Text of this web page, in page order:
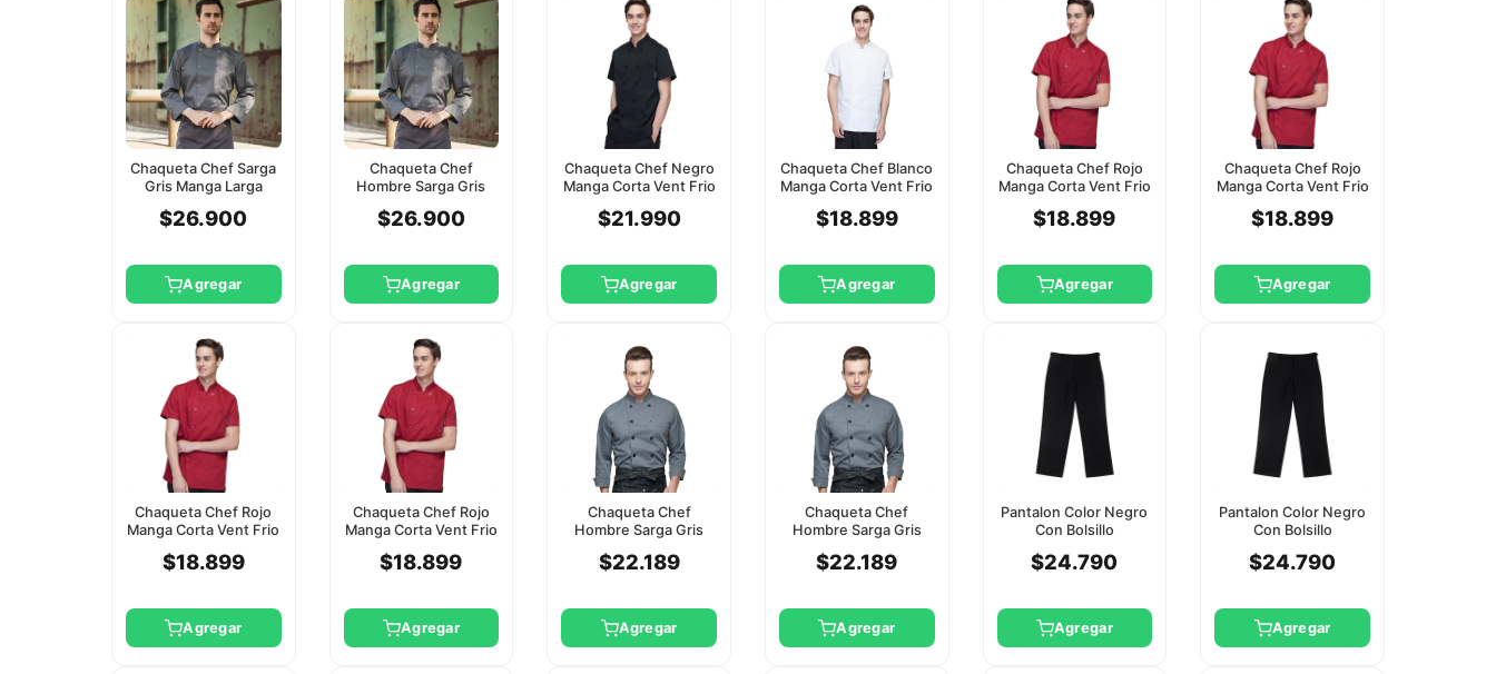
Chaqueta Chef Sarga
Gris Manga Larga
$26.900
Agregar
Chaqueta Chef
Hombre Sarga Gris
Checkedout Xl
$26.900
Agregar
Chaqueta Chef Negro
Manga Corta Vent Frio
$21.990
Agregar
Chaqueta Chef Blanco
Manga Corta Vent Frio
$18.899
Agregar
Chaqueta Chef Rojo
Manga Corta Vent Frio
$18.899
Agregar
Chaqueta Chef Rojo
Manga Corta Vent Frio
$18.899
Agregar
Chaqueta Chef Rojo
Manga Corta Vent Frio
$18.899
Agregar
Chaqueta Chef Rojo
Manga Corta Vent Frio
$18.899
Agregar
Chaqueta Chef
Hombre Sarga Gris
Checkedout 2Xl
$22.189
Agregar
Chaqueta Chef
Hombre Sarga Gris
Checkedout Xl
$22.189
Agregar
Pantalon Color Negro
Con Bolsillo
$24.790
Agregar
Pantalon Color Negro
Con Bolsillo
$24.790
Agregar